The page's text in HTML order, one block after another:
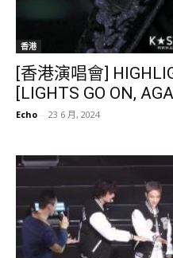
香港
[香港演唱會]
[LIGHTS GO ON,
Echo - 23 6 月, 2024